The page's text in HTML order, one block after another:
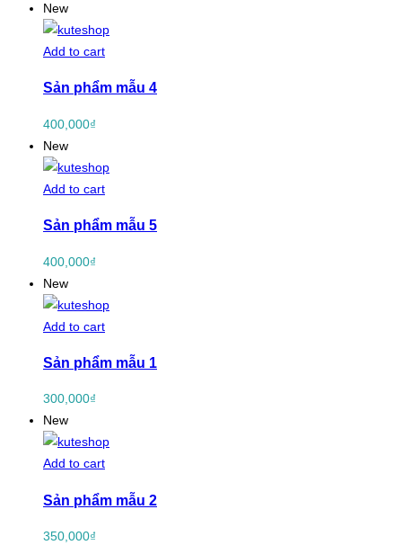
New
Add to cart
Sản phẩm mẫu 4
400,000₫
New
Add to cart
Sản phẩm mẫu 5
400,000₫
New
Add to cart
Sản phẩm mẫu 1
300,000₫
New
Add to cart
Sản phẩm mẫu 2
350,000₫